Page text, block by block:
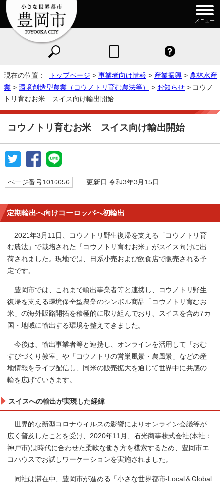
メニュー
現在の位置： トップページ > 事業者向け情報 > 産業振興 > 農林水産
業 > 環境創造型農業（コウノトリ育む農法等） > お知らせ > コウノ
トリ育むお米 スイス向け輸出開始
コウノトリ育むお米 スイス向け輸出開始
ページ番号1016656 更新日 令和3年3月15日
定期輸出へ向けヨーロッパへ初輸出
2021年3月11日、コウノトリ野生復帰を支える「コウノトリ育
む農法」で栽培された「コウノトリ育むお米」がスイス向けに出
荷されました。現地では、日系小売および飲食店で販売される予
定です。
豊岡市では、これまで輸出事業者等と連携し、コウノトリ野生
復帰を支える環境保全型農業のシンボル商品「コウノトリ育むお
米」の海外販路開拓を積極的に取り組んでおり、スイスを含め7カ
国・地域に輸出する環境を整えてきました。
今後は、輸出事業者等と連携し、オンラインを活用して「おむ
すびづくり教室」や「コウノトリの営巣風景・農風景」などの産
地情報をライブ配信し、同米の販売拡大を通じて世界中に共感の
輪を広げていきます。
スイスへの輸出が実現した経緯
世界的な新型コロナウイルスの影響によりオンライン会議等が
広く普及したことを受け、2020年11月、石光商事株式会社(本社：
神戸市)は時代に合わせた柔軟な働き方を模索するため、豊岡市エ
コハウスでお試しワーケーションを実施されました。
同社は滞在中、豊岡市が進める「小さな世界都市-Local＆Global